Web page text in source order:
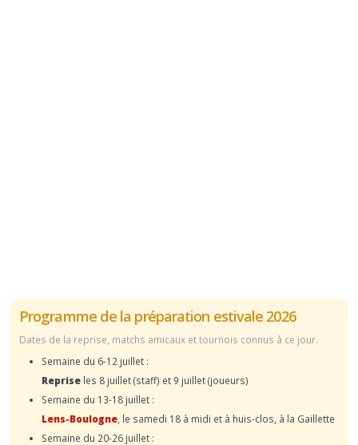
Programme de la préparation estivale 2026
Dates de la reprise, matchs amicaux et tournois connus à ce jour.
Semaine du 6-12 juillet :
Reprise les 8 juillet (staff) et 9 juillet (joueurs)
Semaine du 13-18 juillet :
Lens-Boulogne , le samedi 18 à midi et à huis-clos, à la Gaillette
Semaine du 20-26 juillet :